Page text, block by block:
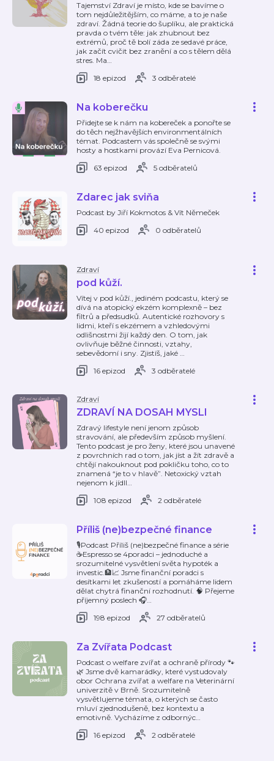
Tajemství Zdraví je místo, kde se bavíme o
tom nejdůležitějším, co máme, a to je naše
zdraví. Žádná teorie do šuplíku, ale praktická
pravda o tvém těle: jak zhubnout bez
extrémů, proč tě bolí záda ze sedavé práce,
jak začít cvičit bez zranění a co s tělem dělá
stres. Ma…
18 epizod
3 odběratelé
Na koberečku
Přidejte se k nám na kobereček a ponořte se
do těch nejžhavějších environmentálních
témat. Podcastem vás společně se svými
hosty a hostkami provází Eva Pernicová.
63 epizod
5 odběratelů
Zdarec jak sviňa
Podcast by Jiří Kokmotos & Vít Němeček
40 epizod
0 odběratelů
Zdraví
pod kůží.
Vítej v pod kůží., jediném podcastu, který se
dívá na atopický ekzém komplexně – bez
filtrů a předsudků. Autentické rozhovory s
lidmi, kteří s ekzémem a vzhledovými
odlišnostmi žijí každý den. O tom, jak
ovlivňuje běžné činnosti, vztahy,
sebevědomí i sny. Zjistíš, jaké …
16 epizod
3 odběratelé
Zdraví
ZDRAVÍ NA DOSAH MYSLI
Zdravý lifestyle není jenom způsob
stravování, ale především způsob myšlení.
Tento podcast je pro ženy, které jsou unavené
z povrchních rad o tom, jak jíst a žít zdravě a
chtějí nakouknout pod pokličku toho, co to
znamená “je to v hlavě”. Netoxický vztah
nejenom k jídll…
108 epizod
2 odběratelé
Příliš (ne)bezpečné finance
🎙️Podcast Příliš (ne)bezpečné finance a série
☕️Espresso se 4poradci – jednoduché a
srozumitelné vysvětlení světa hypoték a
investic.🏦📈 Jsme finanční poradci s
desítkami let zkušeností a pomáháme lidem
dělat chytrá finanční rozhodnutí. 🧠 Přejeme
příjemný poslech 🎧…
198 epizod
27 odběratelů
Za Zvířata Podcast
Podcast o welfare zvířat a ochraně přírody 🐾
🌿 Jsme dvě kamarádky, které vystudovaly
obor Ochrana zvířat a welfare na Veterinární
univerzitě v Brně. Srozumitelně
vysvětlujeme témata, o kterých se často
mluví zjednodušeně, bez kontextu a
emotivně. Vycházíme z odbornýc…
16 epizod
2 odběratelé